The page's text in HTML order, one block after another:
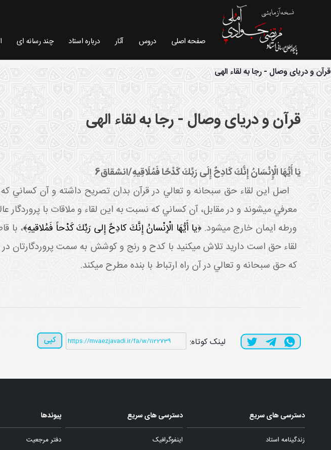
صفحه اصلی دروس آثار درباره استاد چند رسانه ای
فیش موضوعی - سایت استاد مرتضی جوادی آملی
قرآن و دریای وصال - رجا به لقاء الهی
قرآن و دریای وصال - رجا به لقاء الهی
يَا أَيُّهَا الْإِنْسَانُ إِنَّكَ كَادِحٌ إِلَى رَبِّكَ كَدْحًا فَمُلَاقِيهِ/انشقاق6
اصل اين لقاء حق سبحانه و تعالي در قرآن بدان تصريح داشته و آن کساني که بر
معرفي مي شوند و در مقابل، آن کساني که نسبت به اين لقاء و ملاقات با پروردگار
ورطه ايمان خارج مي شود. ﴿يا أَيُّهَا الْإِنْسانُ إِنَّكَ كادِحٌ إِلى‏ رَبِّكَ كَدْحاً فَمُلاقيهِ﴾، با
لقاء حق است داريد تلاش مي کنيد با کدح و رنج و کوشش به سمت پروردگارتان
که حق سبحانه و تعالي در آن راه ارتباط با بنده مطرح مي کند.
لینک کوتاه: کپی
دسترسی های سریع
زندگینامه استاد
دسترسی های سریع
اینفوگرافیک
پیوندها
دفتر مرجعیت